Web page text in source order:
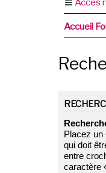
Accueil
Placez un
qui doit
entre
caractère